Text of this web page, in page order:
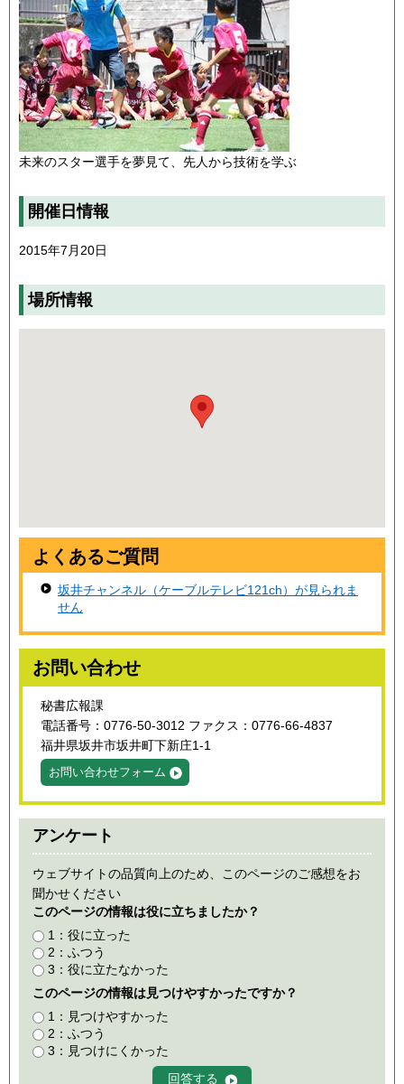
未来のスター選手を夢見て、先人から技術を学ぶ
開催日情報
2015年7月20日
場所情報
よくあるご質問
坂井チャンネル（ケーブルテレビ121ch）が見られま
せん
お問い合わせ
秘書広報課
電話番号：0776-50-3012 ファクス：0776-66-4837
福井県坂井市坂井町下新庄1-1
お問い合わせフォーム
アンケート
ウェブサイトの品質向上のため、このページのご感想をお
聞かせください
このページの情報は役に立ちましたか？
1：役に立った
2：ふつう
3：役に立たなかった
このページの情報は見つけやすかったですか？
1：見つけやすかった
2：ふつう
3：見つけにくかった